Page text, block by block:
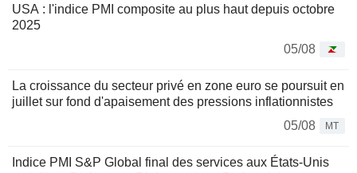
USA : l'indice PMI composite au plus haut depuis octobre
2025
05/08
La croissance du secteur privé en zone euro se poursuit en
juillet sur fond d'apaisement des pressions inflationnistes
05/08
MT
Indice PMI S&P Global final des services aux États-Unis